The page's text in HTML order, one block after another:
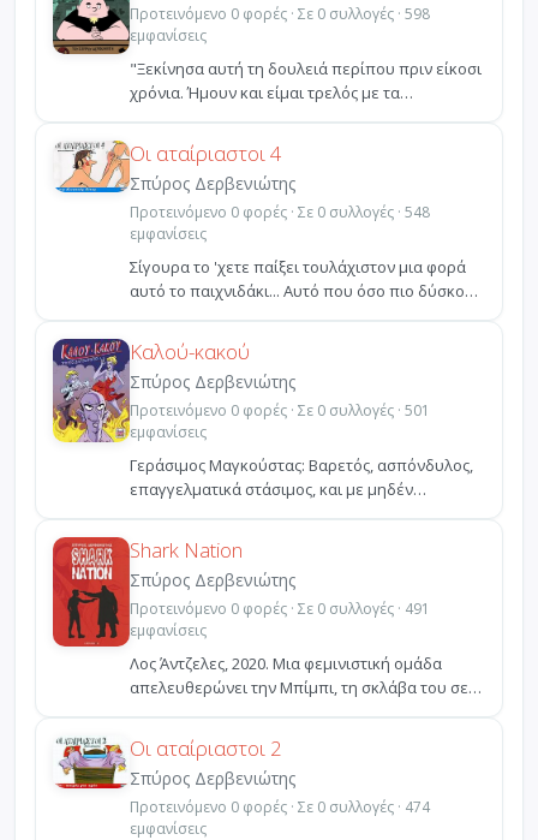
Προτεινόμενο 0 φορές · Σε 0 συλλογές · 598
εμφανίσεις
"Ξεκίνησα αυτή τη δουλειά περίπου πριν είκοσι
χρόνια. Ήμουν και είμαι τρελός με τα
κόμικς.Καμία σχέσ...
Οι αταίριαστοι 4
Σπύρος Δερβενιώτης
Προτεινόμενο 0 φορές · Σε 0 συλλογές · 548
εμφανίσεις
Σίγουρα το 'χετε παίξει τουλάχιστον μια φορά
αυτό το παιχνιδάκι... Αυτό που όσο πιο δύσκολο
είναι τό...
Καλού-κακού
Σπύρος Δερβενιώτης
Προτεινόμενο 0 φορές · Σε 0 συλλογές · 501
εμφανίσεις
Γεράσιμος Μαγκούστας: Βαρετός, ασπόνδυλος,
επαγγελματικά στάσιμος, και με μηδέν
κοινωνική ζωή.Κανείς...
Shark Nation
Σπύρος Δερβενιώτης
Προτεινόμενο 0 φορές · Σε 0 συλλογές · 491
εμφανίσεις
Λος Άντζελες, 2020. Μια φεμινιστική ομάδα
απελευθερώνει την Μπίμπι, τη σκλάβα του σεξ
που ανήκει στο...
Οι αταίριαστοι 2
Σπύρος Δερβενιώτης
Προτεινόμενο 0 φορές · Σε 0 συλλογές · 474
εμφανίσεις